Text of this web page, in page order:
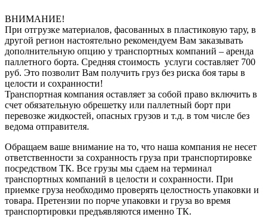
ВНИМАНИЕ!
При отгрузке материалов, фасованных в пластиковую тару, в
другой регион настоятельно рекомендуем Вам заказывать
дополнительную опцию у транспортных компаний – аренда
паллетного борта. Средняя стоимость услуги составляет 700
руб. Это позволит Вам получить груз без риска боя тары в
целости и сохранности!
Транспортная компания оставляет за собой право включить в
счет обязательную обрешетку или паллетный борт при
перевозке жидкостей, опасных грузов и т.д. в том числе без
ведома отправителя.
Обращаем ваше внимание на то, что наша компания не несет
ответственности за сохранность груза при транспортировке
посредством ТК. Все грузы мы сдаем на терминал
транспортных компаний в целости и сохранности. При
приемке груза необходимо проверять целостность упаковки и
товара. Претензии по порче упаковки и груза во время
транспортировки предъявляются именно ТК.